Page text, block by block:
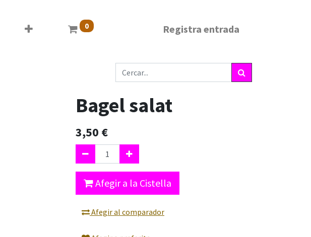
0 Registra entrada
Bagel salat
3,50 €
Afegir a la Cistella
Afegir al comparador